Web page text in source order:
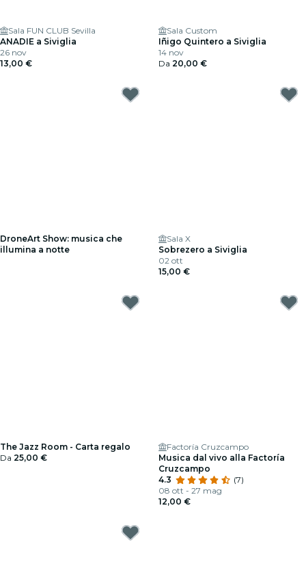
Sala FUN CLUB Sevilla
ANADIE a Siviglia
26 nov
13,00 €
Sala Custom
Iñigo Quintero a Siviglia
14 nov
Da 20,00 €
DroneArt Show: musica che
illumina a notte
Sala X
Sobrezero a Siviglia
02 ott
15,00 €
The Jazz Room - Carta regalo
Da 25,00 €
Factoría Cruzcampo
Musica dal vivo alla Factoría
Cruzcampo
4.3
(7)
08 ott - 27 mag
12,00 €